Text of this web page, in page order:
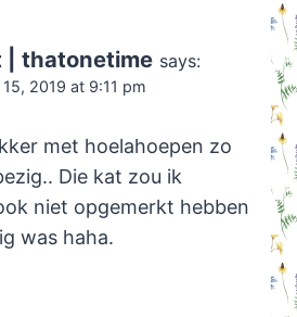
| thatonetime says:
2019 at 9:11 pm
met hoelahoepen zo
Die kat zou ik
niet opgemerkt hebben
was haha.